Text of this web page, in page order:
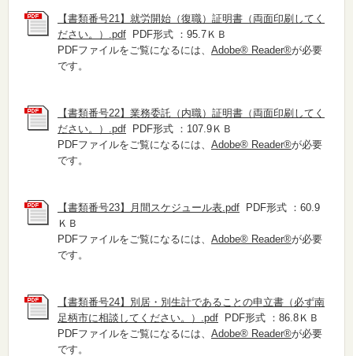
【書類番号21】就労開始（復職）証明書（両面印刷してく
ださい。）.pdf PDF形式 ：95.7ＫＢ
PDFファイルをご覧になるには、 Adobe® Reader®が必要
です。
【書類番号22】業務委託（内職）証明書（両面印刷してく
ださい。）.pdf PDF形式 ：107.9ＫＢ
PDFファイルをご覧になるには、 Adobe® Reader®が必要
です。
【書類番号23】月間スケジュール表.pdf PDF形式 ：60.9
ＫＢ
PDFファイルをご覧になるには、 Adobe® Reader®が必要
です。
【書類番号24】別居・別生計であることの申立書（必ず南
足柄市に相談してください。）.pdf PDF形式 ：86.8ＫＢ
PDFファイルをご覧になるには、 Adobe® Reader®が必要
です。